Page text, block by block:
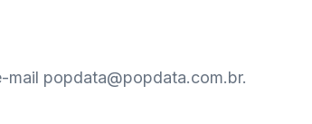
mail popdata@popdata.com.br.